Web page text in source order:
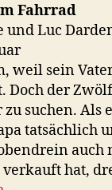
Fahrrad
und Luc
weil sein
Doch der
zu suchen. Als
tatsächlich
auch
verkauft hat,